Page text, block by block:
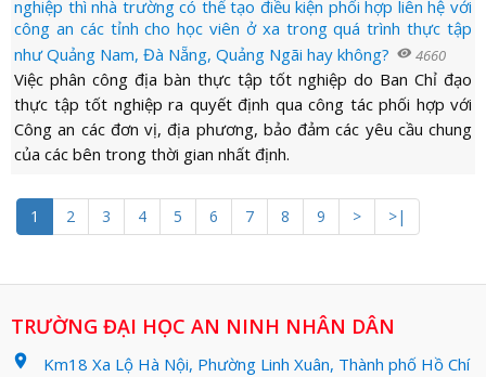
nghiệp thì nhà trường có thể tạo điều kiện phối hợp liên hệ với
công an các tỉnh cho học viên ở xa trong quá trình thực tập
như Quảng Nam, Đà Nẵng, Quảng Ngãi hay không? visibility 4660
Việc phân công địa bàn thực tập tốt nghiệp do Ban Chỉ đạo
thực tập tốt nghiệp ra quyết định qua công tác phối hợp với
Công an các đơn vị, địa phương, bảo đảm các yêu cầu chung
của các bên trong thời gian nhất định.
1 2 3 4 5 6 7 8 9 > >|
TRƯỜNG ĐẠI HỌC AN NINH NHÂN DÂN
location_on
Km18 Xa Lộ Hà Nội, Phường Linh Xuân, Thành phố Hồ Chí